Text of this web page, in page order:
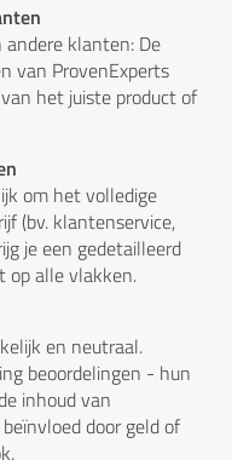
klanten: De
van ProvenExperts
het juiste product of
om het volledige
(bv. klantenservice,
je een gedetailleerd
op alle vlakken.
en neutraal.
beoordelingen - hun
inhoud van
door geld of